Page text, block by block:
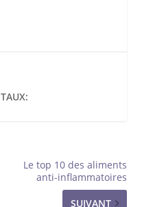
TAUX:
Le top 10 des aliments
anti-inflammatoires
SUIVANT